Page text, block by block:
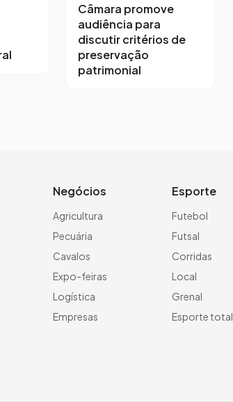
Câmara promove
audiência para
discutir critérios de
preservação
patrimonial
Negócios
Agricultura
Pecuária
Cavalos
Expo-feiras
Logística
Empresas
Esporte
Futebol
Futsal
Corridas
Local
Grenal
Esporte total